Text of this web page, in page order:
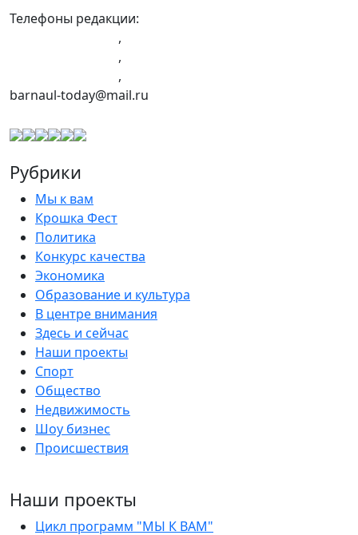
Телефоны редакции:
,
,
,
barnaul-today@mail.ru
Рубрики
Мы к вам
Крошка Фест
Политика
Конкурс качества
Экономика
Образование и культура
В центре внимания
Здесь и сейчас
Наши проекты
Спорт
Общество
Недвижимость
Шоу бизнес
Происшествия
Наши проекты
Цикл программ "МЫ К ВАМ"